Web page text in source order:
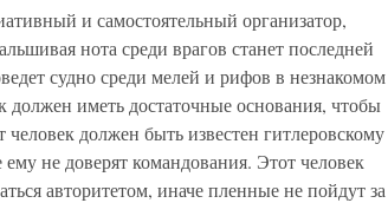
и самостоятельный организатор,
нота среди врагов станет последней
судно среди мелей и рифов в незнакомом
иметь достаточные основания, чтобы
должен быть известен гитлеровскому
не доверят командования. Этот человек
авторитетом, иначе пленные не пойдут за